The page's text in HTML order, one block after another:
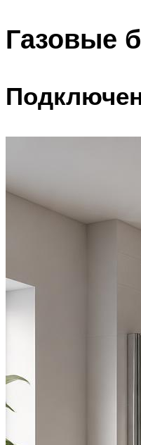
Газовые